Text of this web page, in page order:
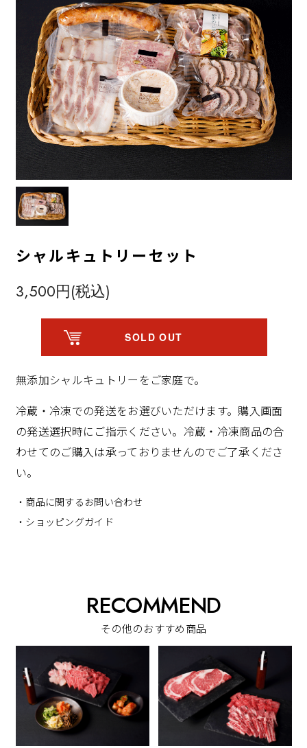
シャルキュトリーセット
3,500円(税込)
SOLD OUT
無添加シャルキュトリーをご家庭で。
冷蔵・冷凍での発送をお選びいただけます。購入画面
の発送選択時にご指示ください。冷蔵・冷凍商品の合
わせてのご購入は承っておりませんのでご了承くださ
い。
・商品に関するお問い合わせ
・ショッピングガイド
RECOMMEND
その他のおすすめ商品